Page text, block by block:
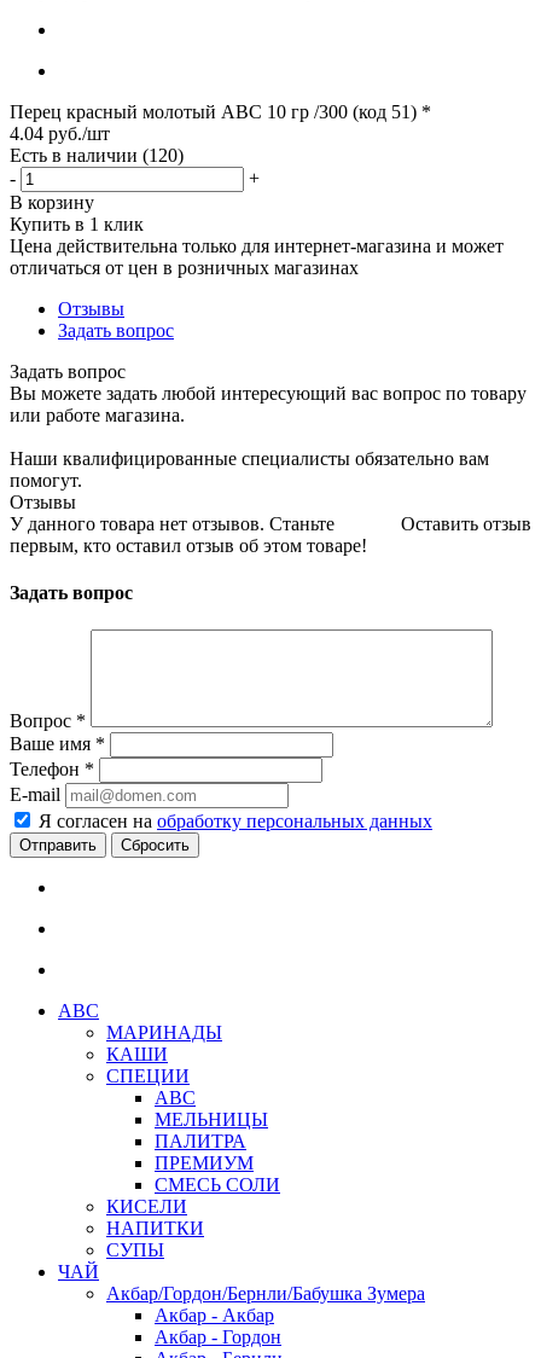
Перец красный молотый АВС 10 гр /300 (код 51) *
4.04 руб./шт
Есть в наличии (120)
-
+
В корзину
Купить в 1 клик
Цена действительна только для интернет-магазина и может
отличаться от цен в розничных магазинах
Отзывы
Задать вопрос
Задать вопрос
Вы можете задать любой интересующий вас вопрос по товару
или работе магазина.
Наши квалифицированные специалисты обязательно вам
помогут.
Отзывы
Оставить отзыв
У данного товара нет отзывов. Станьте
первым, кто оставил отзыв об этом товаре!
Задать вопрос
Вопрос *
Ваше имя *
Телефон *
E-mail
Я согласен на обработку персональных данных
Сбросить
АВС
МАРИНАДЫ
КАШИ
СПЕЦИИ
АВС
МЕЛЬНИЦЫ
ПАЛИТРА
ПРЕМИУМ
СМЕСЬ СОЛИ
КИСЕЛИ
НАПИТКИ
СУПЫ
ЧАЙ
Акбар/Гордон/Бернли/Бабушка Зумера
Акбар - Акбар
Акбар - Гордон